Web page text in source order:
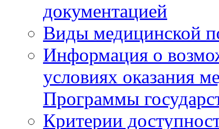
документацией
Виды медицинской
Информация о
условиях оказания
Программы
Критерии